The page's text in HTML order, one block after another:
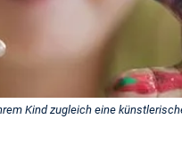
Kind zugleich eine